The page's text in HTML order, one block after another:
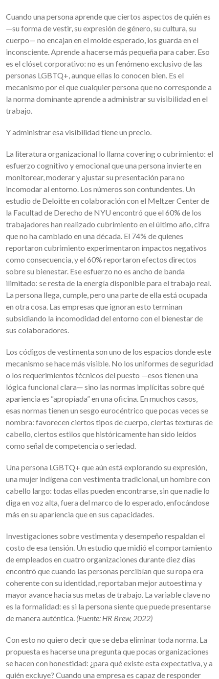
Cuando una persona aprende que ciertos aspectos de quién es
—su forma de vestir, su expresión de género, su cultura, su
cuerpo— no encajan en el molde esperado, los guarda en el
inconsciente. Aprende a hacerse más pequeña para caber. Eso
es el clóset corporativo: no es un fenómeno exclusivo de las
personas LGBTQ+, aunque ellas lo conocen bien. Es el
mecanismo por el que cualquier persona que no corresponde a
la norma dominante aprende a administrar su visibilidad en el
trabajo.
Y administrar esa visibilidad tiene un precio.
La literatura organizacional lo llama covering o cubrimiento: el
esfuerzo cognitivo y emocional que una persona invierte en
monitorear, moderar y ajustar su presentación para no
incomodar al entorno. Los números son contundentes. Un
estudio de Deloitte en colaboración con el Meltzer Center de
la Facultad de Derecho de NYU encontró que el 60% de los
trabajadores han realizado cubrimiento en el último año, cifra
que no ha cambiado en una década. El 74% de quienes
reportaron cubrimiento experimentaron impactos negativos
como consecuencia, y el 60% reportaron efectos directos
sobre su bienestar. Ese esfuerzo no es ancho de banda
ilimitado: se resta de la energía disponible para el trabajo real.
La persona llega, cumple, pero una parte de ella está ocupada
en otra cosa. Las empresas que ignoran esto terminan
subsidiando la incomodidad del entorno con el bienestar de
sus colaboradores.
Los códigos de vestimenta son uno de los espacios donde este
mecanismo se hace más visible. No los uniformes de seguridad
o los requerimientos técnicos del puesto —esos tienen una
lógica funcional clara— sino las normas implícitas sobre qué
apariencia es “apropiada” en una oficina. En muchos casos,
esas normas tienen un sesgo eurocéntrico que pocas veces se
nombra: favorecen ciertos tipos de cuerpo, ciertas texturas de
cabello, ciertos estilos que históricamente han sido leídos
como señal de competencia o seriedad.
Una persona LGBTQ+ que aún está explorando su expresión,
una mujer indígena con vestimenta tradicional, un hombre con
cabello largo: todas ellas pueden encontrarse, sin que nadie lo
diga en voz alta, fuera del marco de lo esperado, enfocándose
más en su apariencia que en sus capacidades.
Investigaciones sobre vestimenta y desempeño respaldan el
costo de esa tensión. Un estudio que midió el comportamiento
de empleados en cuatro organizaciones durante diez días
encontró que cuando las personas percibían que su ropa era
coherente con su identidad, reportaban mejor autoestima y
mayor avance hacia sus metas de trabajo. La variable clave no
es la formalidad: es si la persona siente que puede presentarse
de manera auténtica. (Fuente: HR Brew, 2022)
Con esto no quiero decir que se deba eliminar toda norma. La
propuesta es hacerse una pregunta que pocas organizaciones
se hacen con honestidad: ¿para qué existe esta expectativa, y a
quién excluye? Cuando una empresa es capaz de responder